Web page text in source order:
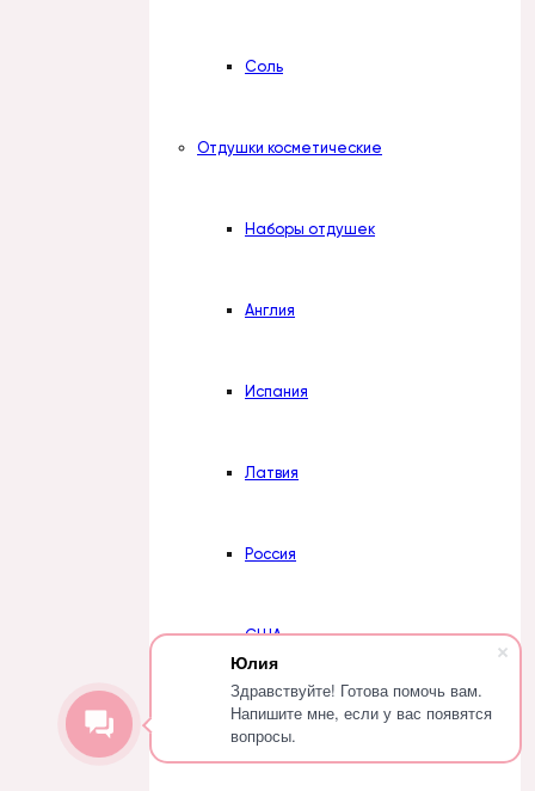
Юлия
Здравствуйте! Готова помочь вам.
Напишите мне, если у вас появятся
вопросы.
Соль
Отдушки косметические
Наборы отдушек
Англия
Испания
Латвия
Россия
США
Турция